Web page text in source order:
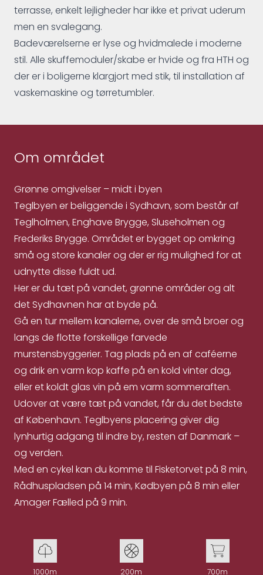
terrasse, enkelt lejligheder har ikke et privat uderum
men en svalegang.
Badeværelserne er lyse og hvidmalede i moderne
stil. Alle skuffemoduler/skabe er hvide og fra HTH og
der er i boligerne klargjort med stik, til installation af
vaskemaskine og tørretumbler.
Om området
Grønne omgivelser – midt i byen
Teglbyen er beliggende i Sydhavn, som består af
Teglholmen, Enghave Brygge, Sluseholmen og
Frederiks Brygge. Området er bygget op omkring
små og store kanaler og der er rig mulighed for at
udnytte disse fuldt ud.
Her er du tæt på vandet, grønne områder og alt
det Sydhavnen har at byde på.
Gå en tur mellem kanalerne, over de små broer og
langs de flotte forskellige farvede
murstensbyggerier. Tag plads på en af caféerne
og drik en varm kop kaffe på en kold vinter dag,
eller et koldt glas vin på em varm sommeraften.
Udover at være tæt på vandet, får du det bedste
af København. Teglbyens placering giver dig
lynhurtig adgang til indre by, resten af Danmark –
og verden.
Med en cykel kan du komme til Fisketorvet på 8 min,
Rådhuspladsen på 14 min, Kødbyen på 8 min eller
Amager Fælled på 9 min.
1000m 200m 700m